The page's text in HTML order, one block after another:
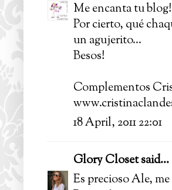
Me encanta tu
Por cierto, qué
un agujerito...
Besos!
Complementos
18 April, 2011 22:01
Glory Closetsaid...
Es precioso Ale,